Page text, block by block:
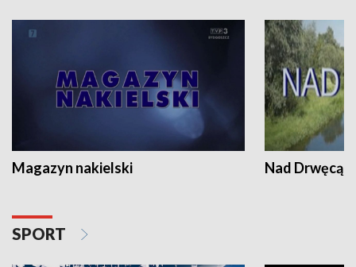
Magazyn nakielski Nad Drwęcą
SPORT